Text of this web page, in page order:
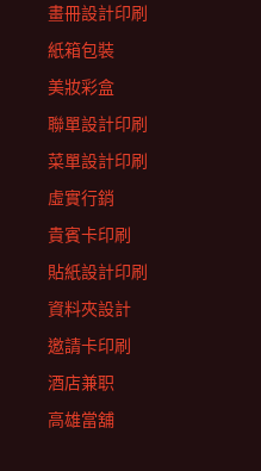
畫冊設計印刷
紙箱包裝
美妝彩盒
聯單設計印刷
菜單設計印刷
虛實行銷
貴賓卡印刷
貼紙設計印刷
資料夾設計
邀請卡印刷
酒店兼职
高雄當舖